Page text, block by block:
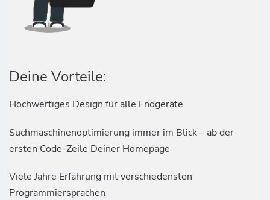
Deine Vorteile:
Hochwertiges Design für alle Endgeräte
Suchmaschinenoptimierung immer im Blick – ab der
ersten Code-Zeile Deiner Homepage
Viele Jahre Erfahrung mit verschiedensten
Programmiersprachen